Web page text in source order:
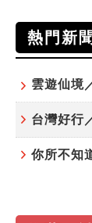
熱門新聞
雲遊仙境
你所不知